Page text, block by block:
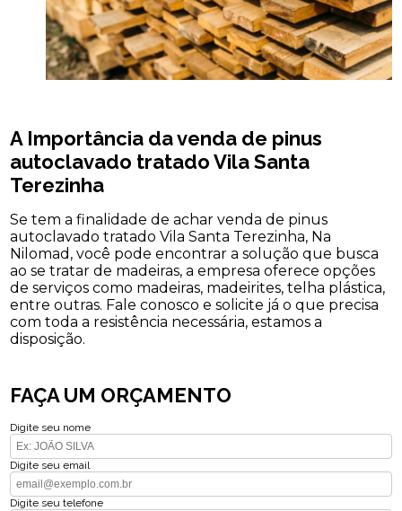
A Importância da venda de pinus
autoclavado tratado Vila Santa
Terezinha
Se tem a finalidade de achar venda de pinus
autoclavado tratado Vila Santa Terezinha, Na
Nilomad, você pode encontrar a solução que busca
ao se tratar de madeiras, a empresa oferece opções
de serviços como madeiras, madeirites, telha plástica,
entre outras. Fale conosco e solicite já o que precisa
com toda a resistência necessária, estamos a
disposição.
FAÇA UM ORÇAMENTO
Digite seu nome
Digite seu email
Digite seu telefone